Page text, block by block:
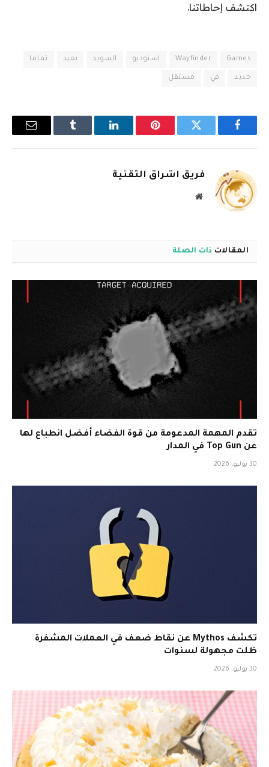
اكتشف إحاطاتنا.
Games
Wayfinder استوديو السويد بعيد تماما
جديد في مستقل
فيسبوك تويتر بينتيريستلينكدإن Tumblr
البريد
فريق اشراق التقنية
موقع
المقالات ذات الصلة
تقدم المهمة المدعومة من قوة الفضاء أفضل انطباع لها
عن Top Gun في المدار
30 يوليو، 2026
تكشف Mythos عن نقاط ضعف في العملات المشفرة
ظلت مجهولة لسنوات
30 يوليو، 2026